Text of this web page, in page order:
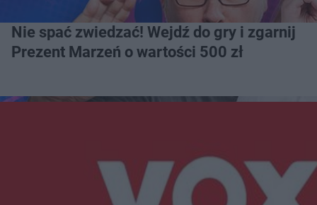
Nie spać zwiedzać! Wejdź do gry i zgarnij
Prezent Marzeń o wartości 500 zł